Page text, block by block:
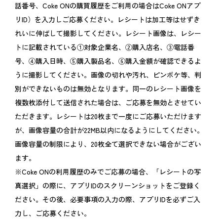
話番号、Coke ONの購買履歴をご利用の場合はCoke ONアプ
リID）を入力しご応募ください。レシートは加工等はせずき
れいに伸ばして撮影してください。レシート画像は、レシー
トに記載されている①対象企業名、②購入店名、③電話番
号、④購入日時、⑤購入製品名、⑥購入金額が確認できるよ
うに撮影してください。画像の切れや汚れ、ピンボケ等、判
別ができないものは無効となります。同一のレシート画像を
複数枚添付して送信された場合は、ご応募を無効とさせてい
ただきます。レシートは20枚まで一度にご応募いただけます
が、画像容量の合計が22MB以内になるようにしてください。
画像容量の制限により、20枚全て選択できない場合がござい
ます。
※Coke ONの利用履歴のみでご応募の場合、「レシートの写
真選択」の際に、アプリIDのスクリーンショットをご登録く
ださい。その後、必要事項の入力の際、アプリIDを必ずご入
力し、ご応募ください。